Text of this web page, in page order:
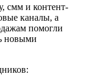
смм и контент-
каналы, а
помогли
новыми